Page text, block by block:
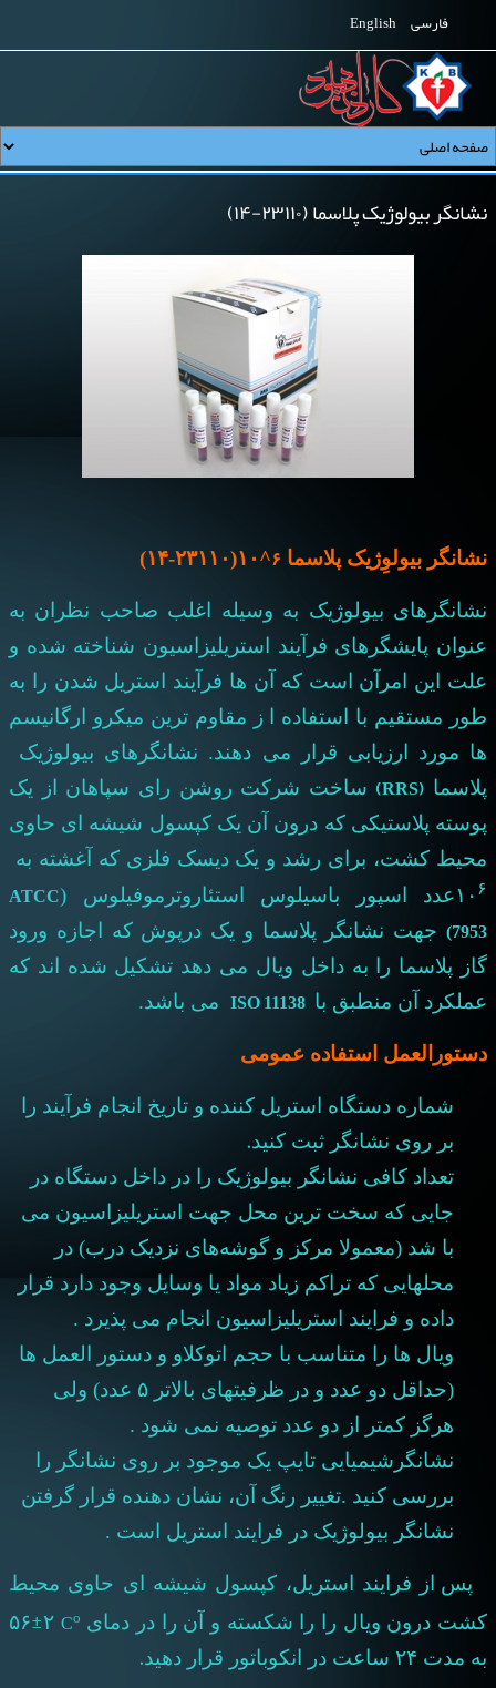
فارسی English
نشانگر بیولوژیک پلاسما (۲۳۱۱۰-۱۴)
نشانگر بیولوِژيک پلاسما ۶^۱۰ (۲۳۱۱۰-۱۴ )
نشانگرهای بیولوژیک به وسیله اغلب صاحب نظران به
عنوان پایشگرهای فرآیند استریلیزاسیون شناخته شده و
علت این امرآن است که آن ها فرآیند استریل شدن را به
طور مستقیم با استفاده ا ز مقاوم ترین میکرو ارگانیسم
ها مورد ارزیابی قرار می دهند. نشانگرهای بیولوژیک
پلاسما (RRS) ساخت شرکت روشن رای سپاهان از یک
پوسته پلاستیکی که درون آن یک کپسول شیشه ای حاوی
محیط کشت، برای رشد و یک دیسک فلزی که آغشته به
۱۰ ۶ عدد اسپور باسیلوس استئاروترموفیلوس (ATCC
7953
) جهت نشانگر پلاسما و یک درپوش که اجازه ورود
گاز پلاسما را به داخل ویال می دهد تشکیل شده اند که
عملکرد آن منطبق با ISO 11138 می باشد.
دستورالعمل استفاده عمومی
شماره دستگاه استریل کننده و تاریخ انجام فرآیند را
بر روی نشانگر ثبت کنید.
تعداد کافی نشانگر بیولوژیک را در داخل دستگاه در
جایی که سخت ترین محل جهت استریلیزاسیون می
با شد (معمولا مرکز و گوشههای نزدیک درب) در
محلهایی که تراکم زیاد مواد یا وسایل وجود دارد قرار
داده و فرایند استریلیزاسیون انجام می پذیرد .
ویال ها را متناسب با حجم اتوکلاو و دستور العمل ها
(حداقل دو عدد و در ظرفیتهای بالاتر ۵ عدد) ولی
هرگز کمتر از دو عدد توصیه نمی شود .
نشانگرشیمیایی تایپ یک موجود بر روی نشانگر را
بررسی کنید .تغییر رنگ آن، نشان دهنده قرار گرفتن
نشانگر بیولوژیک در فرایند استریل است .
پس از فرایند استریل، کپسول شیشه ای حاوی محیط
کشت درون ویال را را شکسته و آن را در دمای o
C
±۵۶
به مدت ۲۴ ساعت در انکوباتور قرار دهید
.